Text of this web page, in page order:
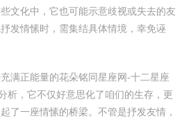
文化中，它也可能示意歧视或失去的友
发情愫时，需集结具体情境，幸免诬
满正能量的花朵铭同星座网-十二星座
析，它不仅好意思化了咱们的生存，更
了一座情愫的桥梁。不管是抒发友情，